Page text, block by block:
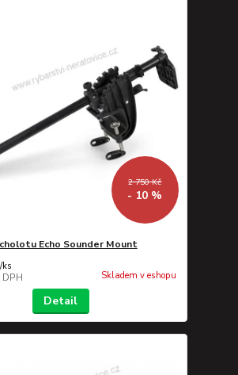
2 750 Kč
- 10 %
Echo Sounder Mount
/ks
Skladem v eshopu
Detail